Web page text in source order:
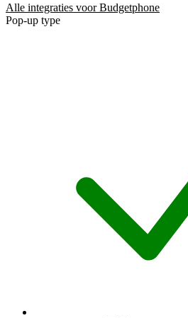
Alle integraties voor Budgetphone
Pop-up type